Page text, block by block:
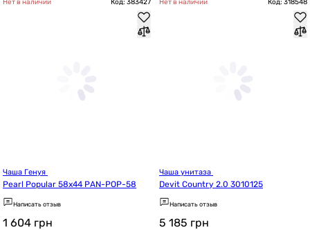
Нет в наличии Код: 383427
Pearl Popular 58х44 PAN-POP-58
Написать отзыв
1 604 грн
Нет в наличии Код: 318548
Devit Country 2.0 3010125
Написать отзыв
5 185 грн